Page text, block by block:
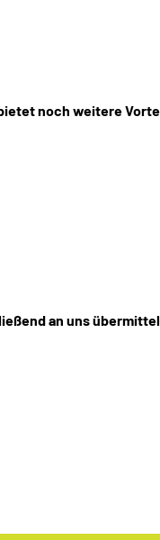
noch weitere
an uns